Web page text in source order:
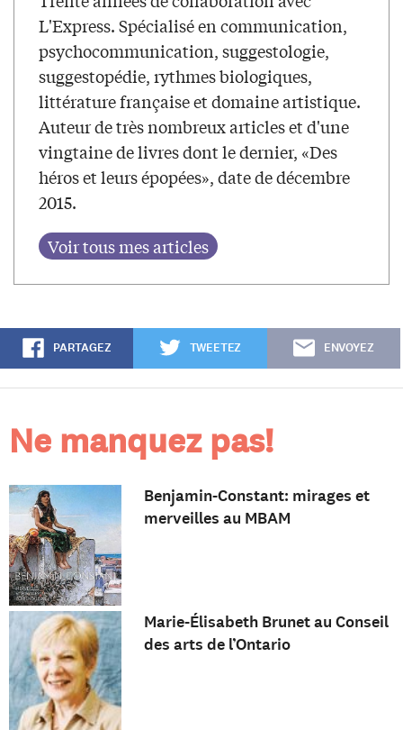
L'Express. Spécialisé en communication,
psychocommunication, suggestologie,
suggestopédie, rythmes biologiques,
littérature française et domaine artistique.
Auteur de très nombreux articles et d'une
vingtaine de livres dont le dernier, «Des
héros et leurs épopées», date de décembre
2015.
PARTAGEZ TWEETEZ ENVOYEZ
Ne manquez pas!
Benjamin-Constant: mirages et
merveilles au MBAM
Marie-Élisabeth Brunet au Conseil
des arts de l’Ontario